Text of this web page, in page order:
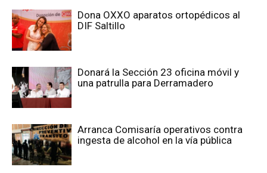
Dona OXXO aparatos ortopédicos al
DIF Saltillo
Donará la Sección 23 oficina móvil y
una patrulla para Derramadero
Arranca Comisaría operativos contra
ingesta de alcohol en la vía pública